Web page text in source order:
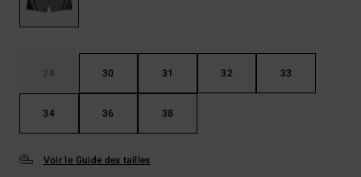
28 30 31 32 33
34 36 38
Voir le Guide des tailles